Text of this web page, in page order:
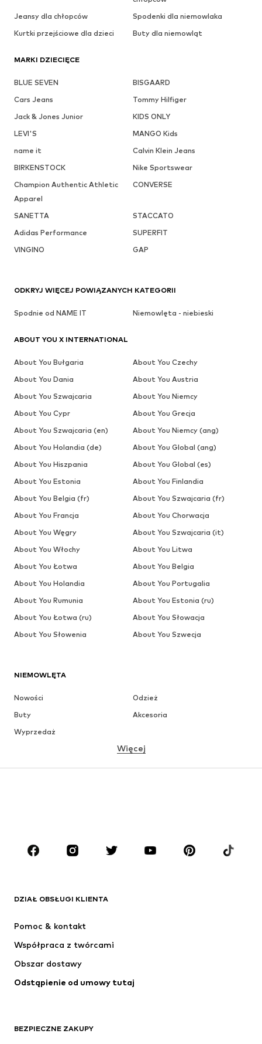
Jeansy dla chłopców
Spodenki dla niemowlaka
Kurtki przejściowe dla dzieci
Buty dla niemowląt
MARKI DZIECIĘCE
BLUE SEVEN
BISGAARD
Cars Jeans
Tommy Hilfiger
Jack & Jones Junior
KIDS ONLY
LEVI'S
MANGO Kids
name it
Calvin Klein Jeans
BIRKENSTOCK
Nike Sportswear
Champion Authentic Athletic
Apparel
CONVERSE
SANETTA
STACCATO
Adidas Performance
SUPERFIT
VINGINO
GAP
NIEMOWLĘTA
Nowości
Odzież
Buty
Akcesoria
Wyprzedaż
MARKI
Next
SUPERFIT
Więcej
DZIAŁ OBSŁUGI KLIENTA
Pomoc & kontakt
Współpraca z twórcami
Obszar dostawy
Odstąpienie od umowy tutaj
BEZPIECZNE ZAKUPY
ODKRYJ WIĘCEJ POWIĄZANYCH KATEGORII
Spodnie od NAME IT Niemowlęta - niebieski
ABOUT YOU X INTERNATIONAL
About You Bułgaria
About You Czechy
About You Dania
About You Austria
About You Szwajcaria
About You Niemcy
About You Cypr
About You Grecja
About You Szwajcaria (en)
About You Niemcy (ang)
About You Holandia (de)
About You Global (ang)
About You Hiszpania
About You Global (es)
About You Estonia
About You Finlandia
About You Belgia (fr)
About You Szwajcaria (fr)
About You Francja
About You Chorwacja
About You Węgry
About You Szwajcaria (it)
About You Włochy
About You Litwa
About You Łotwa
About You Belgia
About You Holandia
About You Portugalia
About You Rumunia
About You Estonia (ru)
About You Łotwa (ru)
About You Słowacja
About You Słowenia
About You Szwecja